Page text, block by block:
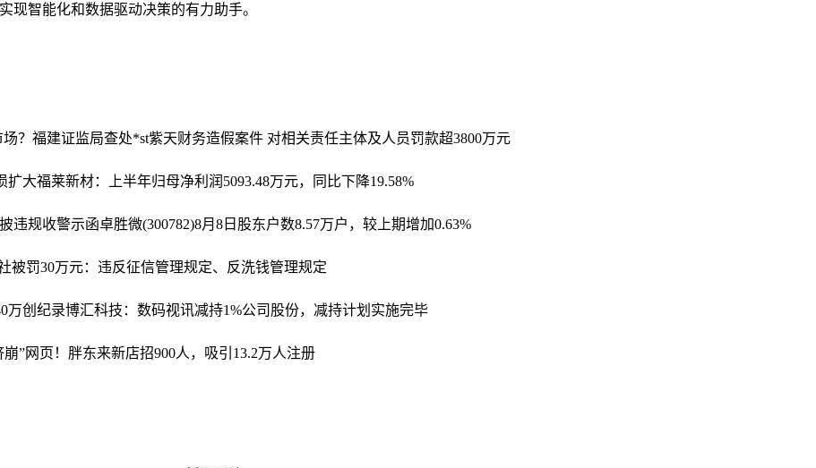
现智能化和数据驱动决策的有力助手。
？ 福建证监局查处*st紫天财务造假案件 对相关责任主体及人员罚款超3800万元
扩大福莱新材：上半年归母净利润5093.48万元，同比下降19.58%
违规收警示函卓胜微(300782)8月8日股东户数8.57万户，较上期增加0.63%
被罚30万元：违反征信管理规定、反洗钱管理规定
万创纪录博汇科技：数码视讯减持1%公司股份，减持计划实施完毕
崩”网页！胖东来新店招900人，吸引13.2万人注册